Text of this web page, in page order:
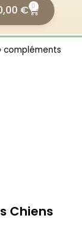
€ 0
compléments
Chiens